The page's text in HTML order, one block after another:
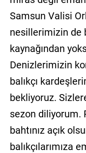
Samsun Valisi
nesillerimizin de
kaynağından
Denizlerimizin
balıkçı
bekliyoruz.
sezon diliyorum.
bahtınız açık
balıkçılarımıza